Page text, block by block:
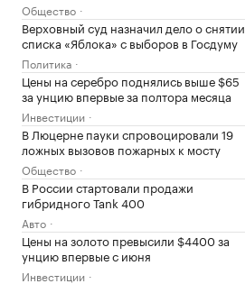
Общество
Верховный суд назначил дело о снятии
списка «Яблока» с выборов в Госдуму
Политика
Цены на серебро поднялись выше $65
за унцию впервые за полтора месяца
Инвестиции
В Люцерне пауки спровоцировали 19
ложных вызовов пожарных к мосту
Общество
В России стартовали продажи
гибридного Tank 400
Авто
Цены на золото превысили $4400 за
унцию впервые с июня
Инвестиции